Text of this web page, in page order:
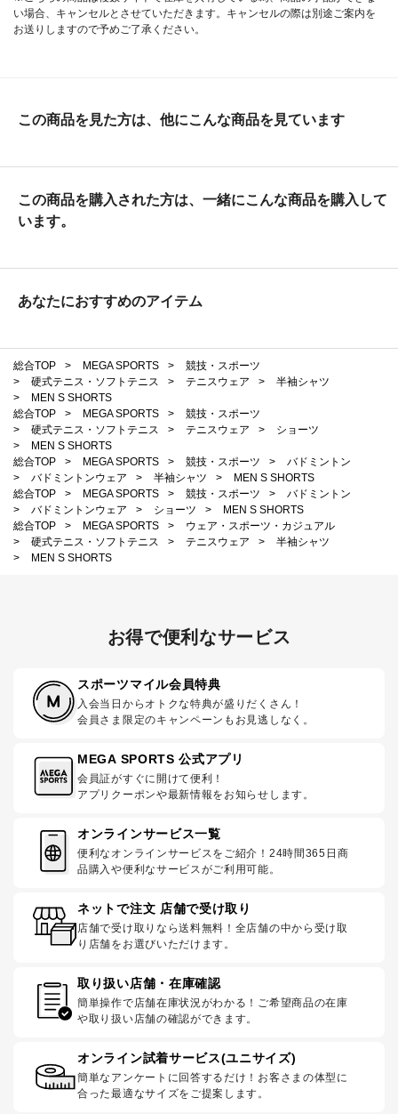
い場合、キャンセルとさせていただきます。キャンセルの際は別途ご案内を
お送りしますので予めご了承ください。
この商品を見た方は、他にこんな商品を見ています
この商品を購入された方は、一緒にこんな商品を購入して
います。
あなたにおすすめのアイテム
総合TOP > MEGA SPORTS >
競技・スポーツ
>
硬式テニス・ソフトテニス > テニスウェア >
半袖シャツ
>
MEN S SHORTS
総合TOP
> MEGA SPORTS >
競技・スポーツ
>
硬式テニス・ソフトテニス > テニスウェア >
ショーツ
>
MEN S SHORTS
総合TOP
> MEGA SPORTS > 競技・スポーツ >
バドミントン
>
バドミントンウェア > 半袖シャツ >
MEN S SHORTS
総合TOP
> MEGA SPORTS > 競技・スポーツ >
バドミントン
>
バドミントンウェア > ショーツ >
MEN S SHORTS
総合TOP
> MEGA SPORTS >
ウェア・スポーツ・カジュアル
>
硬式テニス・ソフトテニス > テニスウェア >
半袖シャツ
>
MEN S SHORTS
お得で便利なサービス
スポーツマイル会員特典
入会当日からオトクな特典が盛りだくさん！
会員さま限定のキャンペーンもお見逃しなく。
MEGA SPORTS 公式アプリ
会員証がすぐに開けて便利！
アプリクーポンや最新情報をお知らせします。
オンラインサービス一覧
便利なオンラインサービスをご紹介！24時間365日商
品購入や便利なサービスがご利用可能。
ネットで注文 店舗で受け取り
店舗で受け取りなら送料無料！全店舗の中から受け取
り店舗をお選びいただけます。
取り扱い店舗・在庫確認
簡単操作で店舗在庫状況がわかる！ご希望商品の在庫
や取り扱い店舗の確認ができます。
オンライン試着サービス(ユニサイズ)
簡単なアンケートに回答するだけ！お客さまの体型に
合った最適なサイズをご提案します。